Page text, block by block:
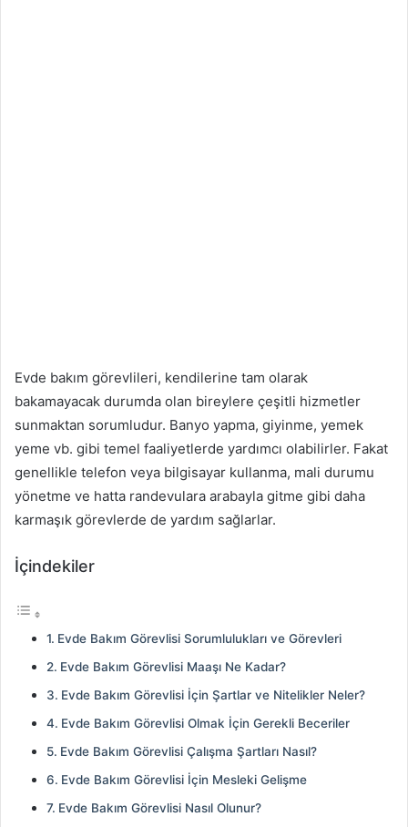
Evde bakım görevlileri, kendilerine tam olarak
bakamayacak durumda olan bireylere çeşitli hizmetler
sunmaktan sorumludur. Banyo yapma, giyinme, yemek
yeme vb. gibi temel faaliyetlerde yardımcı olabilirler. Fakat
genellikle telefon veya bilgisayar kullanma, mali durumu
yönetme ve hatta randevulara arabayla gitme gibi daha
karmaşık görevlerde de yardım sağlarlar.
İçindekiler
Evde Bakım Görevlisi Sorumlulukları ve Görevleri
Evde Bakım Görevlisi Maaşı Ne Kadar?
Evde Bakım Görevlisi İçin Şartlar ve Nitelikler Neler?
Evde Bakım Görevlisi Olmak İçin Gerekli Beceriler
Evde Bakım Görevlisi Çalışma Şartları Nasıl?
Evde Bakım Görevlisi İçin Mesleki Gelişme
Evde Bakım Görevlisi Nasıl Olunur?